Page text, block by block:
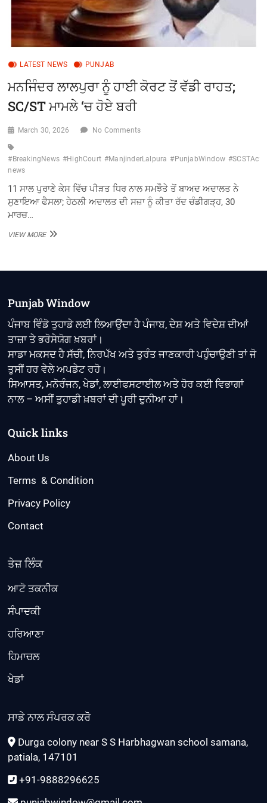
LATEST NEWS PUNJAB
ਮਨਜਿੰਦਰ ਲਾਲਪੁਰਾ ਨੂੰ ਹਾਈ ਕੋਰਟ ਤੋਂ ਵੱਡੀ ਰਾਹਤ;
SC/ST ਮਾਮਲੇ ‘ਚ ਹੋਏ ਬਰੀ
March 30, 2026 No Comments
#BreakingNews #HighCourt #ManjinderLalpura #PunjabWindow #SCSTAct
news
11 ਸਾਲ ਪੁਰਾਣੇ ਕੇਸ ਵਿੱਚ ਪੀੜਤ ਧਿਰ ਨਾਲ ਸਮਝੌਤੇ ਤੋਂ ਬਾਅਦ ਅਦਾਲਤ ਨੇ
ਸੁਣਾਇਆ ਫੈਸਲਾ; ਹੇਠਲੀ ਅਦਾਲਤ ਦੀ ਸਜ਼ਾ ਨੂੰ ਕੀਤਾ ਰੱਦ ਚੰਡੀਗੜ੍ਹ, 30
ਮਾਰਚ…
VIEW MOREਮਨਜਿੰਦਰ
ਰਾਹਤ;
SC/ST
ਮਾਮਲੇ
‘ਚ
ਹੋਏ
Punjab Window
ਪੰਜਾਬ ਵਿੰਡੋ ਤੁਹਾਡੇ ਲਈ ਲਿਆਉਂਦਾ ਹੈ ਪੰਜਾਬ, ਦੇਸ਼ ਅਤੇ ਵਿਦੇਸ਼ ਦੀਆਂ
ਤਾਜ਼ਾ ਤੇ ਭਰੋਸੇਯੋਗ ਖ਼ਬਰਾਂ।
ਸਾਡਾ ਮਕਸਦ ਹੈ ਸੱਚੀ, ਨਿਰਪੱਖ ਅਤੇ ਤੁਰੰਤ ਜਾਣਕਾਰੀ ਪਹੁੰਚਾਉਣੀ ਤਾਂ ਜੋ
ਤੁਸੀਂ ਹਰ ਵੇਲੇ ਅਪਡੇਟ ਰਹੋ।
ਸਿਆਸਤ, ਮਨੋਰੰਜਨ, ਖੇਡਾਂ, ਲਾਈਫਸਟਾਈਲ ਅਤੇ ਹੋਰ ਕਈ ਵਿਭਾਗਾਂ
ਨਾਲ – ਅਸੀਂ ਤੁਹਾਡੀ ਖ਼ਬਰਾਂ ਦੀ ਪੂਰੀ ਦੁਨੀਆ ਹਾਂ।
Quick links
About Us
Terms & Condition
Privacy Policy
Contact
ਤੇਜ਼ ਲਿੰਕ
ਆਟੋ ਤਕਨੀਕ
ਸੰਪਾਦਕੀ
ਹਰਿਆਣਾ
ਹਿਮਾਚਲ
ਖੇਡਾਂ
ਸਾਡੇ ਨਾਲ ਸੰਪਰਕ ਕਰੋ
Durga colony near S S Harbhagwan school samana,
patiala, 147101
+91-9888296625